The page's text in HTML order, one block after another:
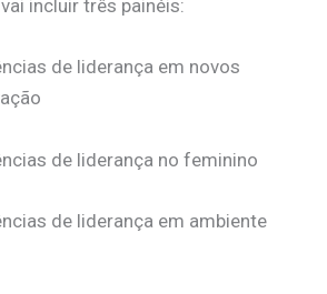
incluir três painéis:
de liderança em novos
de liderança no feminino
de liderança em ambiente